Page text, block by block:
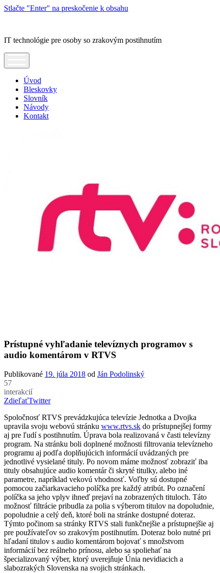
Stlačte "Enter" na preskočenie k obsahu
IT technológie pre osoby so zrakovým postihnutím
Úvod
Bleskovky
Slovník
Návody
Kontakt
Prístupné vyhľadanie televíznych programov s
audio komentárom v RTVS
Publikované 19. júla 2018 od Ján Podolinský
57
interakcií
ZdieľaťTwitter
Spoločnosť RTVS prevádzkujúca televízie Jednotka a Dvojka
upravila svoju webovú stránku www.rtvs.sk do prístupnejšej formy
aj pre ľudí s postihnutím. Úprava bola realizovaná v časti televízny
program. Na stránku boli doplnené možnosti filtrovania televízneho
programu aj podľa doplňujúcich informácií uvádzaných pre
jednotlivé vysielané tituly. Po novom máme možnosť zobraziť iba
tituly obsahujúce audio komentár či skryté titulky, alebo iné
parametre, napríklad vekovú vhodnosť. Voľby sú dostupné
pomocou začiarkavacieho políčka pre každý atribút. Po označení
políčka sa jeho vplyv ihneď prejaví na zobrazených tituloch. Táto
možnosť filtrácie pribudla za polia s výberom titulov na dopoludnie,
popoludnie a celý deň, ktoré boli na stránke dostupné doteraz.
Týmto počinom sa stránky RTVS stali funkčnejšie a prístupnejšie aj
pre používateľov so zrakovým postihnutím. Doteraz bolo nutné pri
hľadaní titulov s audio komentárom bojovať s množstvom
informácií bez reálneho prínosu, alebo sa spoliehať na
špecializovaný výber, ktorý uverejňuje Únia nevidiacich a
slabozrakých Slovenska na svojich stránkach.